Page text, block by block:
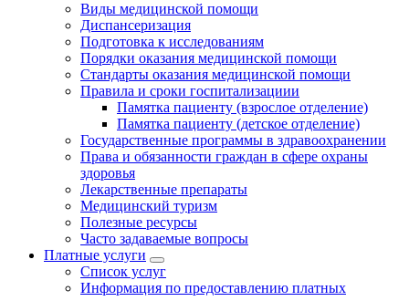
Виды медицинской помощи
Диспансеризация
Подготовка к исследованиям
Порядки оказания медицинской помощи
Стандарты оказания медицинской помощи
Правила и сроки госпитализациии
Памятка пациенту (взрослое отделение)
Памятка пациенту (детское отделение)
Государственные программы в здравоохранении
Права и обязанности граждан в сфере охраны
здоровья
Лекарственные препараты
Медицинский туризм
Полезные ресурсы
Часто задаваемые вопросы
Платные услуги
Список услуг
Информация по предоставлению платных